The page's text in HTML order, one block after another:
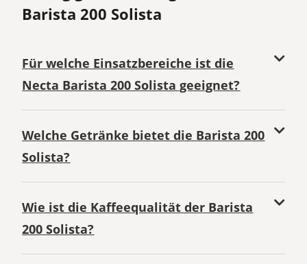
Barista 200 Solista
Für welche Einsatzbereiche ist die
Necta Barista 200 Solista geeignet?
Welche Getränke bietet die Barista 200
Solista?
Wie ist die Kaffeequalität der Barista
200 Solista?